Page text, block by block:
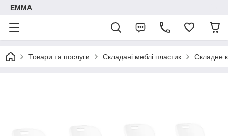
ЕММА
Товари та послуги Складані меблі пластик Складне